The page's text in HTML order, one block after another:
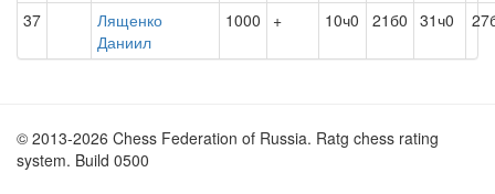
37
Лященко
Даниил
1000 + 10ч0 21б0 31ч0
© 2013-2026 Chess Federation of Russia. Ratg chess rating
system. Build 0500